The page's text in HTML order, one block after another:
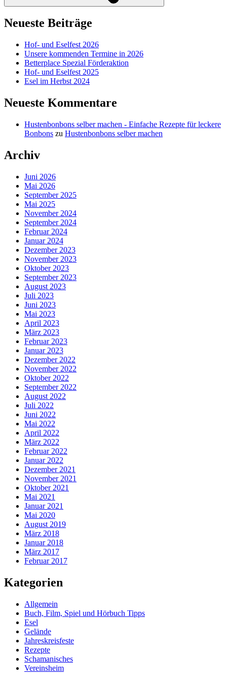
Neueste Beiträge
Hof- und Eselfest 2026
Unsere kommenden Termine in 2026
Betterplace Spezial Förderaktion
Hof- und Eselfest 2025
Esel im Herbst 2024
Neueste Kommentare
Hustenbonbons selber machen - Einfache Rezepte für leckere
Bonbons zu Hustenbonbons selber machen
Archiv
Juni 2026
Mai 2026
September 2025
Mai 2025
November 2024
September 2024
Februar 2024
Januar 2024
Dezember 2023
November 2023
Oktober 2023
September 2023
August 2023
Juli 2023
Juni 2023
Mai 2023
April 2023
März 2023
Februar 2023
Januar 2023
Dezember 2022
November 2022
Oktober 2022
September 2022
August 2022
Juli 2022
Juni 2022
Mai 2022
April 2022
März 2022
Februar 2022
Januar 2022
Dezember 2021
November 2021
Oktober 2021
Mai 2021
Januar 2021
Mai 2020
August 2019
März 2018
Januar 2018
März 2017
Februar 2017
Kategorien
Allgemein
Buch, Film, Spiel und Hörbuch Tipps
Esel
Gelände
Jahreskreisfeste
Rezepte
Schamanisches
Vereinsheim